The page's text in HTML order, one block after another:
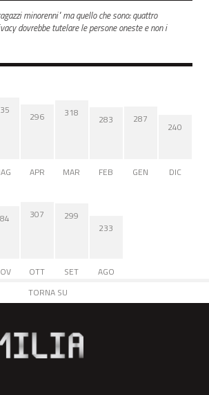
minorenni" ma quello che sono: quattro
dovrebbe tutelare le persone oneste e non i
296
APR
318
MAR
283
FEB
287
GEN
240
DIC
307
OTT
299
SET
233
AGO
TORNA SU